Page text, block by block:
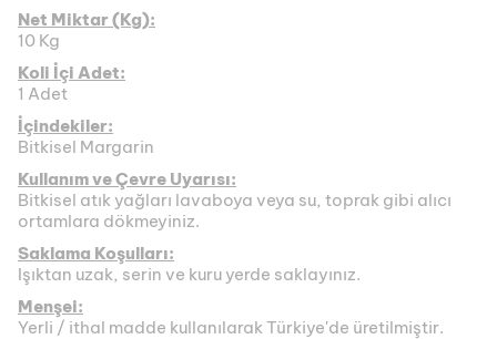
Net Miktar (Kg):
10 Kg
Koli İçi Adet:
1 Adet
İçindekiler:
Bitkisel Margarin
Kullanım ve Çevre Uyarısı:
Bitkisel atık yağları lavaboya veya su, toprak gibi alıcı
ortamlara dökmeyiniz.
Saklama Koşulları:
Işıktan uzak, serin ve kuru yerde saklayınız.
Menşei:
Yerli / ithal madde kullanılarak Türkiye'de üretilmiştir.